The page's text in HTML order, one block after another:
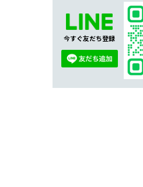
今すぐ友だち登録